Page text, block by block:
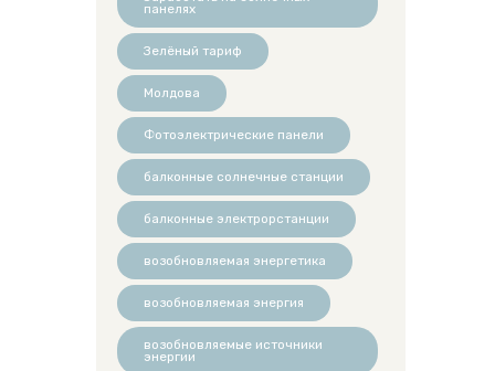
панелях
Зелёный тариф
Молдова
Фотоэлектрические панели
балконные солнечные станции
балконные электрорстанции
возобновляемая энергетика
возобновляемая энергия
возобновляемые источники
энергии